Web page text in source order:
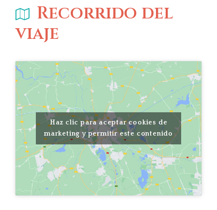
Recorrido del
viaje
Haz clic para aceptar cookies de
marketing y permitir este contenido